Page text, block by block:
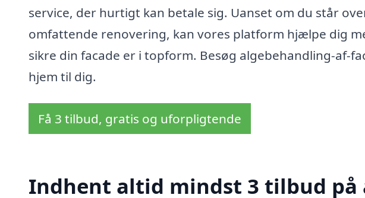
service, der hurtigt kan betale sig. Uanset om du står
omfattende renovering, kan vores platform hjælpe dig
sikre din facade er i topform. Besøg algebehandling-af-
hjem til dig.
Få 3 tilbud, gratis og uforpligtende
Indhent altid mindst 3 tilbud på